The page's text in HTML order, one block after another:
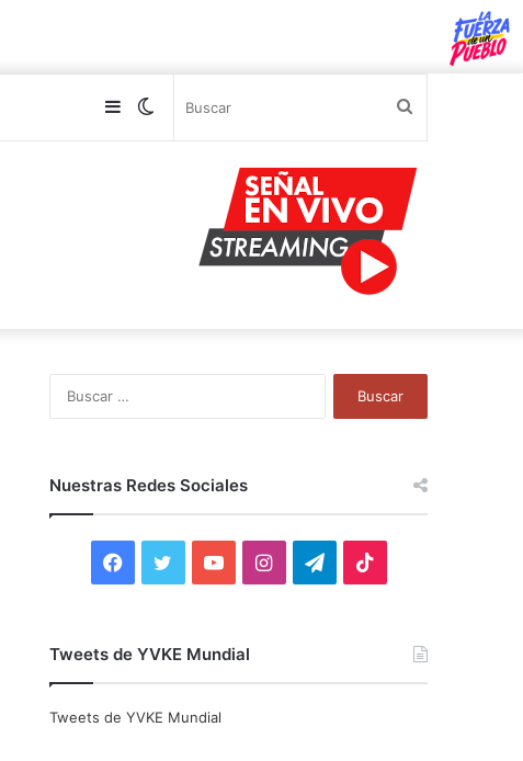
Switch
Sidebar
Nuestras Redes Sociales
F
c
i
Y
u
I
T
Tweets de YVKE Mundial
Tweets de YVKE Mundial